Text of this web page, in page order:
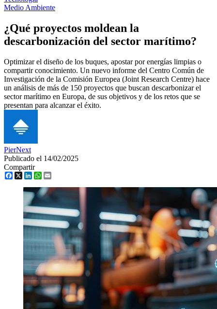
Medio Ambiente
¿Qué proyectos moldean la
descarbonización del sector marítimo?
Optimizar el diseño de los buques, apostar por energías limpias o
compartir conocimiento. Un nuevo informe del Centro Común de
Investigación de la Comisión Europea (Joint Research Centre) hace
un análisis de más de 150 proyectos que buscan descarbonizar el
sector marítimo en Europa, de sus objetivos y de los retos que se
presentan para alcanzar el éxito.
PierNext
Publicado el 14/02/2025
Compartir
Facebook
X LinkedInWhatsApp